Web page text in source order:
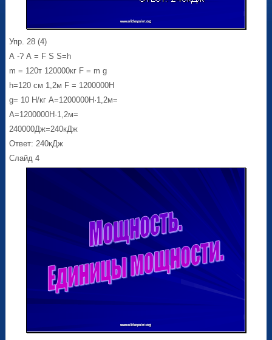
Упр. 28 (4)
А -? А = F S S=h
m = 120т 120000кг F = m g
h=120 см 1,2м F = 1200000Н
g= 10 Н/кг А=1200000Н·1,2м=
А=1200000Н·1,2м=
240000Дж=240кДж
Ответ: 240кДж
Слайд 4